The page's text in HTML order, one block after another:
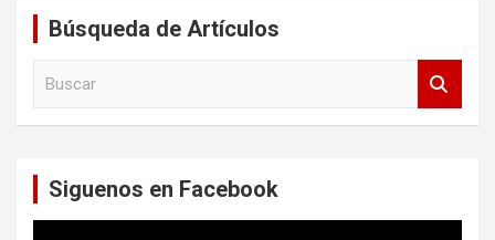
Búsqueda de Artículos
Siguenos en Facebook